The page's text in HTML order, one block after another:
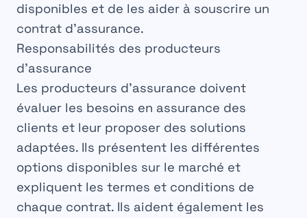
disponibles et de les aider à souscrire un
contrat d’assurance.
Responsabilités des producteurs
d’assurance
Les producteurs d’assurance doivent
évaluer les besoins en assurance des
clients et leur proposer des solutions
adaptées. Ils présentent les différentes
options disponibles sur le marché et
expliquent les termes et conditions de
chaque contrat. Ils aident également les